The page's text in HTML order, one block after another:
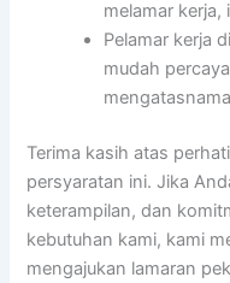
melamar kerja,
Pelamar kerja
mudah
Terima kasih atas
persyaratan ini. Jika
keterampilan, dan
kebutuhan kami, kami
mengajukan lamaran